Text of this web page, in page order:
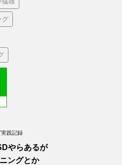
グ
践記録
やらあるが
ングとか